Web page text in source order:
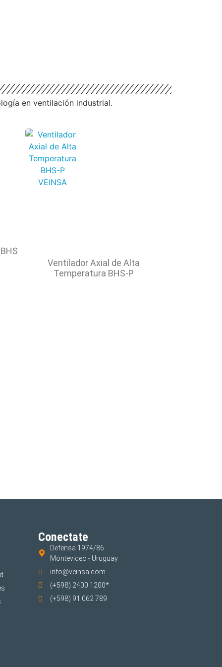
Ventilador Axial de Alta
Temperatura BHS-P
en ventilación industrial.
Conectate
Defensa 1974/86
Montevideo - Uruguay
info@veinsa.com
(+598) 2400 1200*
(+598) 91 062 789